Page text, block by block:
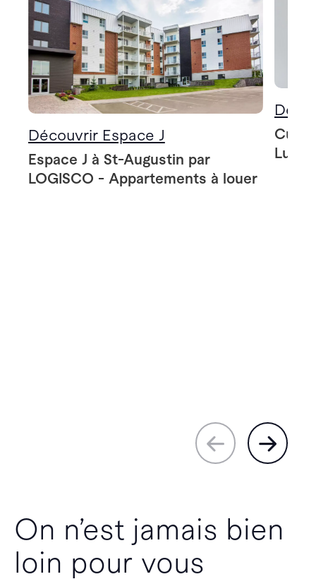
Découvrir Espace J
Espace J à St-Augustin par
LOGISCO - Appartements à louer
On n’est jamais bien
loin pour vous